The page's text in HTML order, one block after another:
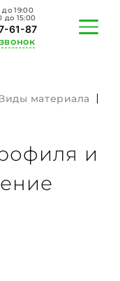
19:00
до 15:00
61-87
материала
и